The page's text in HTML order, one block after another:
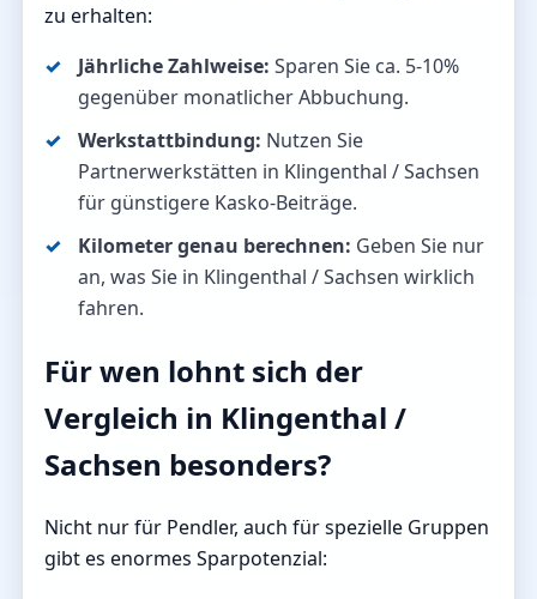
zu erhalten:
Jährliche Zahlweise: Sparen Sie ca. 5-10%
gegenüber monatlicher Abbuchung.
Werkstattbindung: Nutzen Sie
Partnerwerkstätten in Klingenthal / Sachsen
für günstigere Kasko-Beiträge.
Kilometer genau berechnen: Geben Sie nur
an, was Sie in Klingenthal / Sachsen wirklich
fahren.
Für wen lohnt sich der
Vergleich in Klingenthal /
Sachsen besonders?
Nicht nur für Pendler, auch für spezielle Gruppen
gibt es enormes Sparpotenzial: